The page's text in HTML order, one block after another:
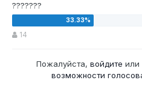
???????
14
Пожалуйста, войдите или
возможности